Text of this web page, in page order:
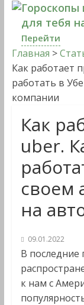
Гороскопы
для тебя
Перейти
Главная >
Как работает
работать в
компании
Как
uber.
своем
на
09.01.2022
В последние
к нам с